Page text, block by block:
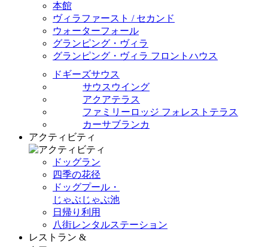
本館
ヴィラファースト / セカンド
ウォーターフォール
グランピング・ヴィラ
グランピング・ヴィラ フロントハウス
ドギーズサウス
サウスウイング
アクアテラス
ファミリーロッジ フォレストテラス
カーサブランカ
アクティビティ
ドッグラン
四季の花径
ドッグプール・
じゃぶじゃぶ池
日帰り利用
八街レンタルステーション
レストラン &